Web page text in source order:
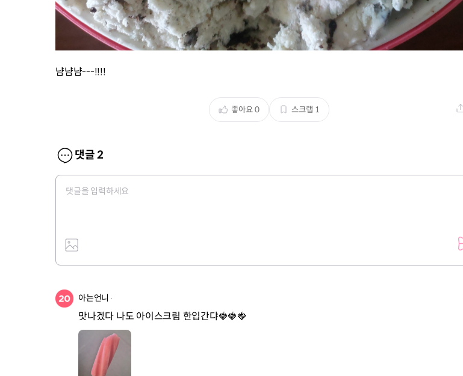
냠냠냠---!!!!
좋아요0 스크랩 1
댓글2
아는언니
맛나겠다 나도 아이스크림 한입간댜🍓🍓🍓